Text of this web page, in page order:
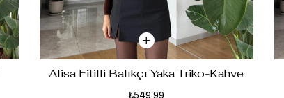
Alisa Fitilli Balıkçı Yaka Triko-Kahve
₺549,99